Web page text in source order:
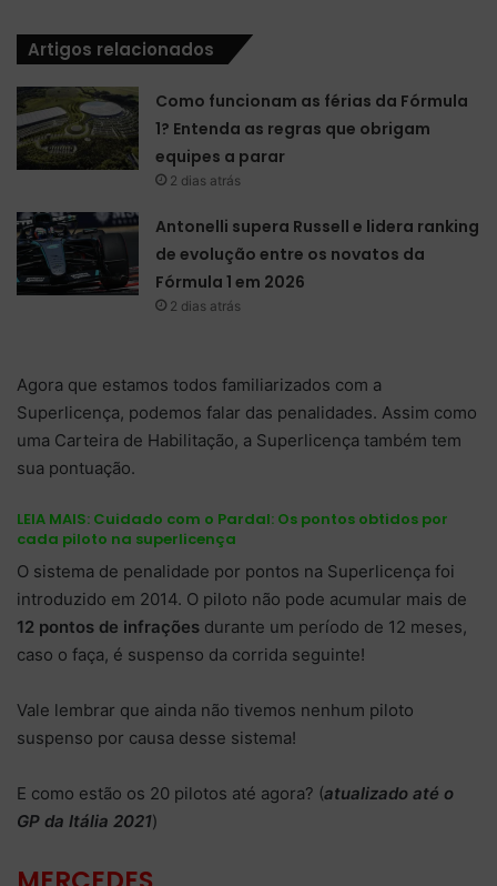
Artigos relacionados
Como funcionam as férias da Fórmula
1? Entenda as regras que obrigam
equipes a parar
2 dias atrás
Antonelli supera Russell e lidera ranking
de evolução entre os novatos da
Fórmula 1 em 2026
2 dias atrás
Agora que estamos todos familiarizados com a
Superlicença, podemos falar das penalidades. Assim como
uma Carteira de Habilitação, a Superlicença também tem
sua pontuação.
LEIA MAIS: Cuidado com o Pardal: Os pontos obtidos por
cada piloto na superlicença
O sistema de penalidade por pontos na Superlicença foi
introduzido em 2014. O piloto não pode acumular mais de
12 pontos de infrações durante um período de 12 meses,
caso o faça, é suspenso da corrida seguinte!
Vale lembrar que ainda não tivemos nenhum piloto
suspenso por causa desse sistema!
E como estão os 20 pilotos até agora? (atualizado até o
GP da Itália 2021)